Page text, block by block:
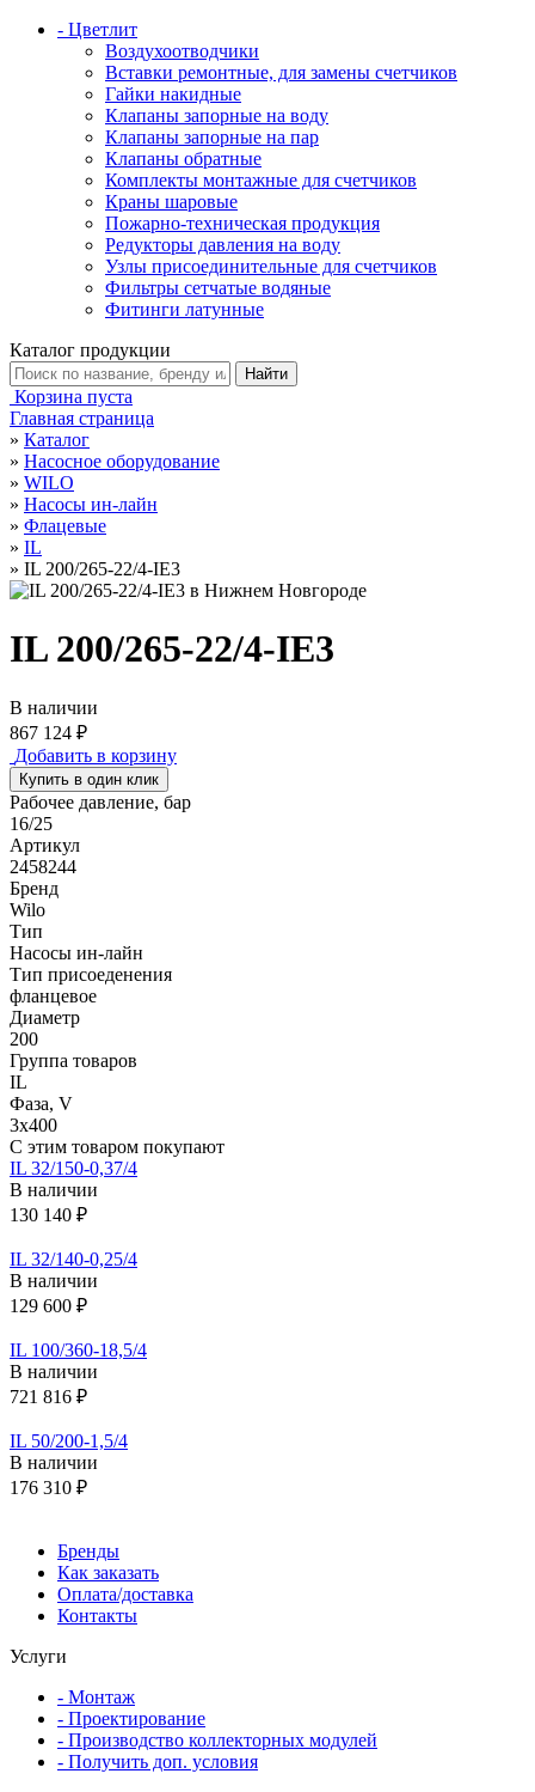
- Цветлит
Воздухоотводчики
Вставки ремонтные, для замены счетчиков
Гайки накидные
Клапаны запорные на воду
Клапаны запорные на пар
Клапаны обратные
Комплекты монтажные для счетчиков
Краны шаровые
Пожарно-техническая продукция
Редукторы давления на воду
Узлы присоединительные для счетчиков
Фильтры сетчатые водяные
Фитинги латунные
Каталог продукции
Корзина пуста
Главная страница
» Каталог
» Насосное оборудование
» WILO
» Насосы ин-лайн
» Флацевые
» IL
» IL 200/265-22/4-IE3
IL 200/265-22/4-IE3
В наличии
867 124 ₽
Добавить в корзину
Купить в один клик
Рабочее давление, бар
16/25
Артикул
2458244
Бренд
Wilo
Тип
Насосы ин-лайн
Тип присоеденения
фланцевое
Диаметр
200
Группа товаров
IL
Фаза, V
3х400
С этим товаром покупают
IL 32/150-0,37/4
В наличии
130 140 ₽
IL 32/140-0,25/4
В наличии
129 600 ₽
IL 100/360-18,5/4
В наличии
721 816 ₽
IL 50/200-1,5/4
В наличии
176 310 ₽
Бренды
Как заказать
Оплата/доставка
Контакты
Услуги
- Монтаж
- Проектирование
- Производство коллекторных модулей
- Получить доп. условия